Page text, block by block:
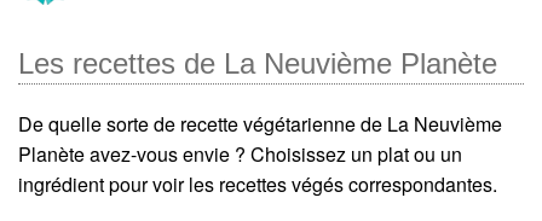
Les recettes de La Neuvième Planète
De quelle sorte de recette végétarienne de La Neuvième
Planète avez-vous envie ? Choisissez un plat ou un
ingrédient pour voir les recettes végés correspondantes.